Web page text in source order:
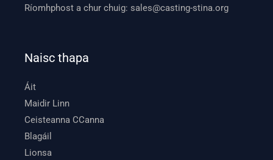
Ríomhphost a chur chuig:sales@casting-stina.org
Naisc thapa
Áit
Maidir Linn
Ceisteanna CCanna
Blagáil
Lionsa